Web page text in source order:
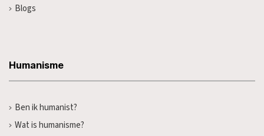
Blogs
Humanisme
Ben ik humanist?
Wat is humanisme?